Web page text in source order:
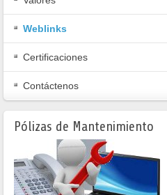
Sistemas operativos
Weblinks
Certificaciones
Contáctenos
Pólizas de Mantenimiento